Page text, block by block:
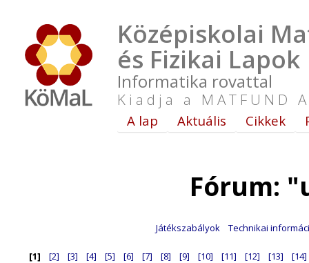
Középiskolai
és Fizikai Lapok
Informatika rovattal
Kiadja a MATFUND
A lap Aktuális Cikkek
Fórum:
Játékszabályok Technikai
[1] [2] [3] [4] [5] [6] [7] [8] [9] [10] [11] [12] [13]
[14]